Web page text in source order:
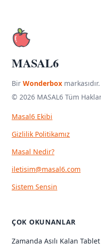
MASAL6
Bir Wonderbox markasıdır.
© 2026 MASAL6 Tüm
Masal6 Ekibi
Gizlilik Politikamız
Masal Nedir?
iletisim@masal6.com
Sistem Sensin
ÇOK OKUNANLAR
Zamanda Asılı Kalan Tablet